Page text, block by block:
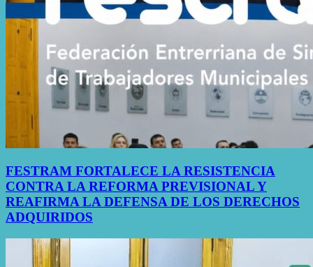
FESTRAM FORTALECE LA RESISTENCIA
CONTRA LA REFORMA PREVISIONAL Y
REAFIRMA LA DEFENSA DE LOS DERECHOS
ADQUIRIDOS